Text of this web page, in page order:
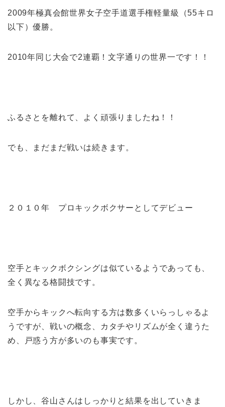
2009年極真会館世界女子空手道選手権軽量級（55キロ
以下）優勝。
2010年同じ大会で2連覇！文字通りの世界一です！！
ふるさとを離れて、よく頑張りましたね！！
でも、まだまだ戦いは続きます。
２０１０年 プロキックボクサーとしてデビュー
空手とキックボクシングは似ているようであっても、
全く異なる格闘技です。
空手からキックへ転向する方は数多くいらっしゃるよ
うですが、戦いの概念、カタチやリズムが全く違うた
め、戸惑う方が多いのも事実です。
しかし、谷山さんはしっかりと結果を出していきま